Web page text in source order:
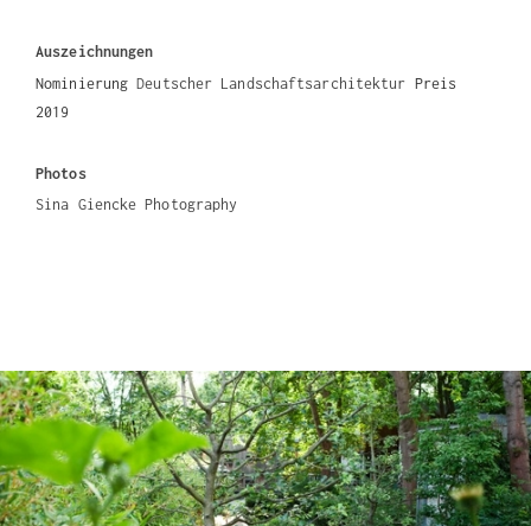
Auszeichnungen
NominierungDeutscher Landschaftsarchitektur Preis
2019
Photos
Sina Giencke Photography